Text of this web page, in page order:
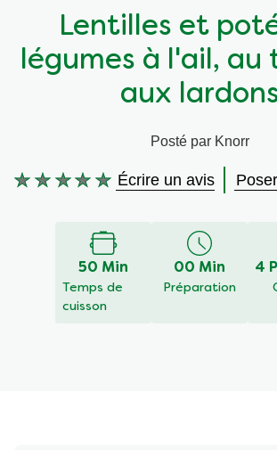
Végétarien
Wraps aux légumes
Occasions
Aides culinaires
Wraps aux légumes
Snackpots
Lentilles et
légumes à l'ail, au
aux
Posté par Knorr
Aucune
Écrire un avis
50 Min
Temps de
cuisson
00 Min
Préparation
4